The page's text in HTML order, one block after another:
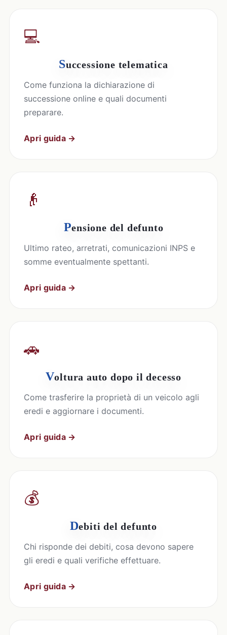
💻
Successione telematica
Come funziona la dichiarazione di
successione online e quali documenti
preparare.
Apri guida →
👴
Pensione del defunto
Ultimo rateo, arretrati, comunicazioni INPS e
somme eventualmente spettanti.
Apri guida →
🚗
Voltura auto dopo il decesso
Come trasferire la proprietà di un veicolo agli
eredi e aggiornare i documenti.
Apri guida →
💰
Debiti del defunto
Chi risponde dei debiti, cosa devono sapere
gli eredi e quali verifiche effettuare.
Apri guida →